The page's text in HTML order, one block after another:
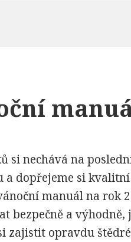
si nechává na
a dopřejeme si
manuál na rok
bezpečně a
zajistit opravdu štědré